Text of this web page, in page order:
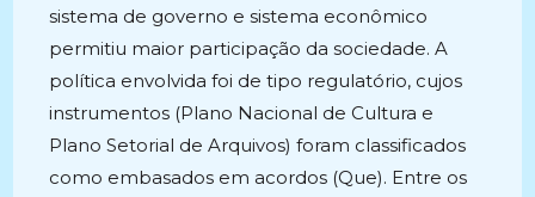
sistema de governo e sistema econômico
permitiu maior participação da sociedade. A
política envolvida foi de tipo regulatório, cujos
instrumentos (Plano Nacional de Cultura e
Plano Setorial de Arquivos) foram classificados
como embasados em acordos (Que). Entre os